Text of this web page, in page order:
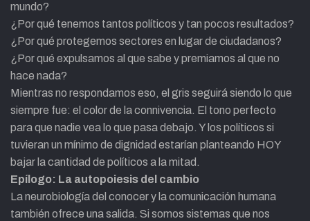
mundo?
¿Por qué tenemos tantos políticos y tan pocos resultados?
¿Por qué protegemos sectores en lugar de ciudadanos?
¿Por qué expulsamos al que sabe y premiamos al que no
hace nada?
Mientras no respondamos eso, el gris seguirá siendo lo que
siempre fue: el color de la connivencia. El tono perfecto
para que nadie vea lo que pasa debajo. Y los políticos si
tuvieran un mínimo de dignidad estarían planteando HOY
bajar la cantidad de políticos a la mitad.
Epílogo: La autopoiesis del cambio
La neurobiología del conocer y la comunicación humana
también ofrece una salida. Si somos sistemas que nos